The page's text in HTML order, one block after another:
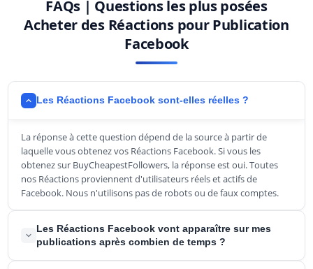
FAQs | Questions les plus posées
Acheter des Réactions pour Publication
Facebook
Les Réactions Facebook sont-elles réelles ?
La réponse à cette question dépend de la source à partir de
laquelle vous obtenez vos Réactions Facebook. Si vous les
obtenez sur BuyCheapestFollowers, la réponse est oui. Toutes
nos Réactions proviennent d'utilisateurs réels et actifs de
Facebook. Nous n'utilisons pas de robots ou de faux comptes.
Les Réactions Facebook vont apparaître sur mes
publications après combien de temps ?